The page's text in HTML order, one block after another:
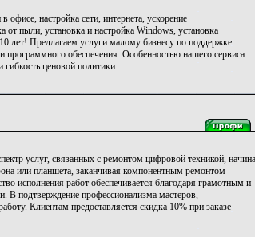
настройка сети, интернета, ускорение
от пыли, установка и настройка Windows, установка
лет! Предлагаем услуги малому бизнесу по поддержке
программного обеспечения. Особенностью нашего сервиса
гибкость ценовой политики.
услуг, связанных с ремонтом цифровой техникой,
или планшета, заканчивая компонентным ремонтом
исполнения работ обеспечивается благодаря грамотным и
В подтверждение профессионализма мастеров,
Клиентам предоставляется скидка 10% при заказе